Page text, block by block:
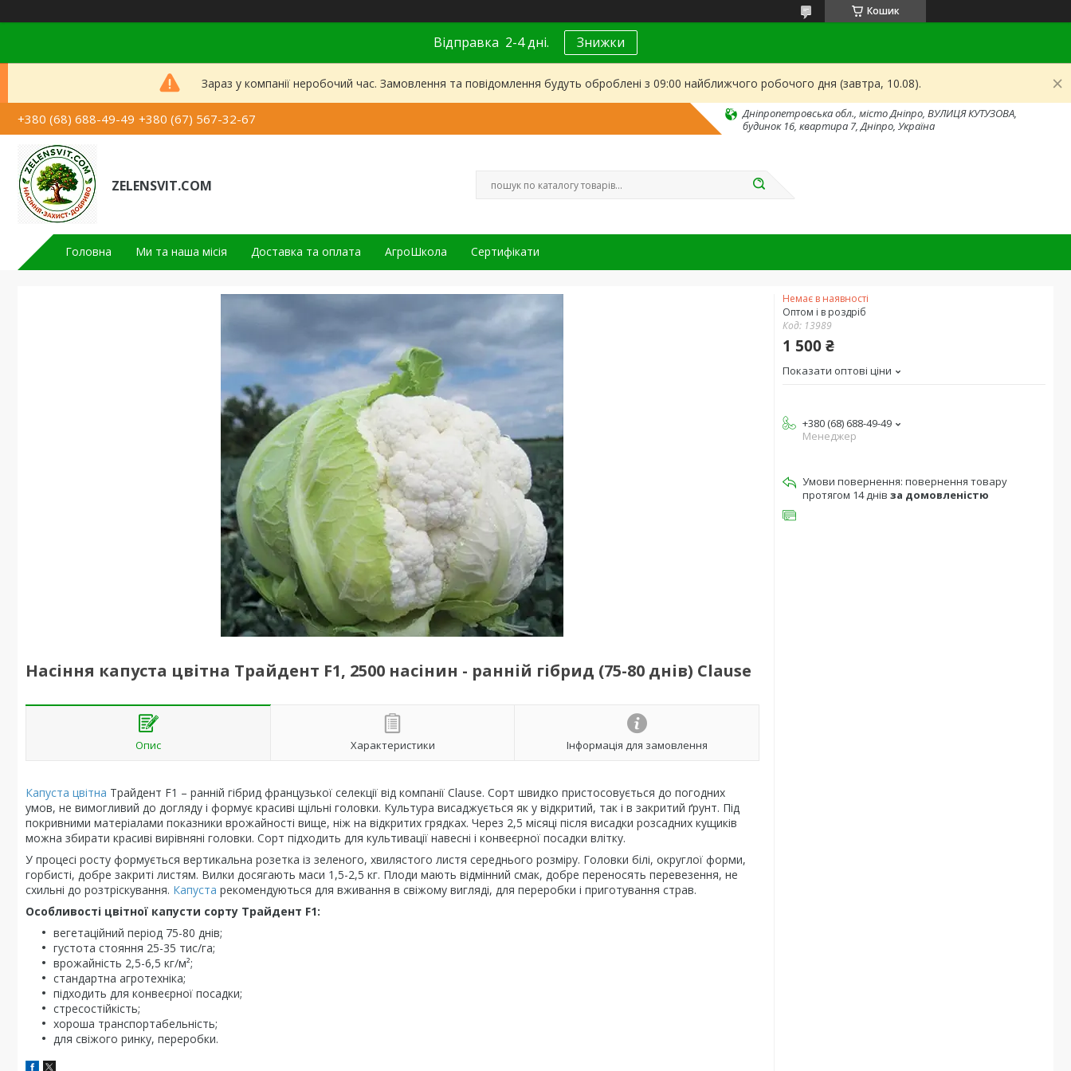
Кошик
Відправка 2-4 дні. Знижки
Зараз у компанії неробочий час. Замовлення та повідомлення будуть оброблені з 09:00 найближчого робочого дня (завтра, 10.08).
+380 (68) 688-49-49 +380 (67) 567-32-67
Дніпропетровська обл., місто Дніпро, ВУЛИЦЯ КУТУЗОВА,
будинок 16, квартира 7, Дніпро, Україна
ZELENSVIT.COM
Головна Ми та наша місія Доставка та оплата АгроШкола Сертифікати
Насіння капуста цвітна Трайдент F1, 2500 насінин - ранній гібрид (75-80 днів) Clause
Опис Характеристики Інформація для замовлення
Капуста цвітна Трайдент F1 – ранній гібрид французької селекції від компанії Clause. Сорт швидко пристосовується до погодних
умов, не вимогливий до догляду і формує красиві щільні головки. Культура висаджується як у відкритий, так і в закритий ґрунт. Під
покривними матеріалами показники врожайності вище, ніж на відкритих грядках. Через 2,5 місяці після висадки розсадних кущиків
можна збирати красиві вирівняні головки. Сорт підходить для культивації навесні і конвеєрної посадки влітку.
У процесі росту формується вертикальна розетка із зеленого, хвилястого листя середнього розміру. Головки білі, округлої форми,
горбисті, добре закриті листям. Вилки досягають маси 1,5-2,5 кг. Плоди мають відмінний смак, добре переносять перевезення, не
схильні до розтріскування. Капуста рекомендуються для вживання в свіжому вигляді, для переробки і приготування страв.
Особливості цвітної капусти сорту Трайдент F1:
вегетаційний період 75-80 днів;
густота стояння 25-35 тис/га;
врожайність 2,5-6,5 кг/м²;
стандартна агротехніка;
підходить для конвеєрної посадки;
стресостійкість;
хороша транспортабельність;
для свіжого ринку, переробки.
Немає в наявності
Оптом і в роздріб
Код: 13989
1 500 ₴
Показати оптові ціни
+380 (68) 688-49-49
Менеджер
повернення товару
протягом 14 днів за домовленістю